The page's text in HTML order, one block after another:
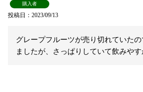
購入者
投稿日 2023/09/13
グレープフルーツが売り切れていた
ましたが、さっぱりしていて飲みやす